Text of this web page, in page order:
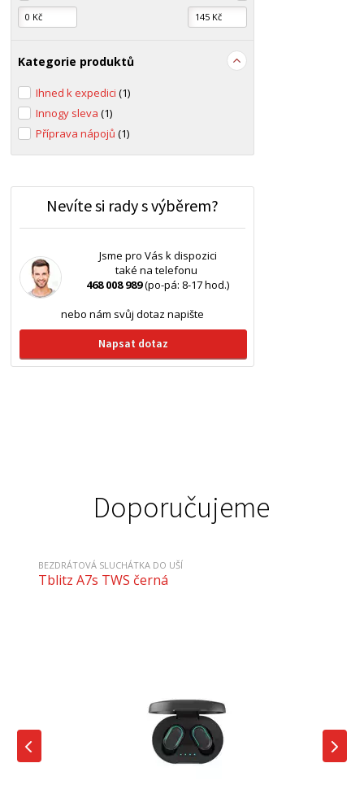
Kategorie produktů
Ihned k expedici(1)
Innogy sleva(1)
Příprava nápojů(1)
Nevíte si rady s výběrem?
Jsme pro Vás k dispozici
také na telefonu
468 008 989(po-pá: 8-17 hod.)
nebo nám svůj dotaz napište
Napsat dotaz
Doporučujeme
BEZDRÁTOVÁ SLUCHÁTKA DO UŠÍ
Tblitz A7s TWS černá